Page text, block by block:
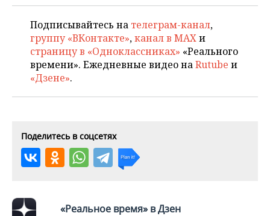
ЭНЕРГЕТИКА
ТЕЛЕКОММУНИКАЦИИ
БИЗНЕС-БРАНЧИ
ONLINE-КОНФЕРЕНЦИИ
ОТКРЫТАЯ ЛЕКЦИЯ
ФУТБОЛ
ХОККЕЙ
БАСКЕТБОЛ
КИБЕРСПОРТ
ВОДНЫЕ ВИДЫ СПОРТА
НОВОСТИ ОБЩЕСТВА
ВЛАСТЬ
ИНФРАСТРУКТУРА
КУЛЬТУРА
ОБРАЗОВАНИЕ
ФОТОГАЛЕРЕЯ
СЮЖЕТЫ
СПРАВОЧНИК
СПИСОК КОМПАНИЙ
Подписывайтесь на телеграм-канал,
группу «ВКонтакте»,канал в MAXи
страницу в «Одноклассниках» «Реального
времени». Ежедневные видео наRutube и
«Дзене».
Поделитесь в соцсетях
«Реальное время» в Дзен